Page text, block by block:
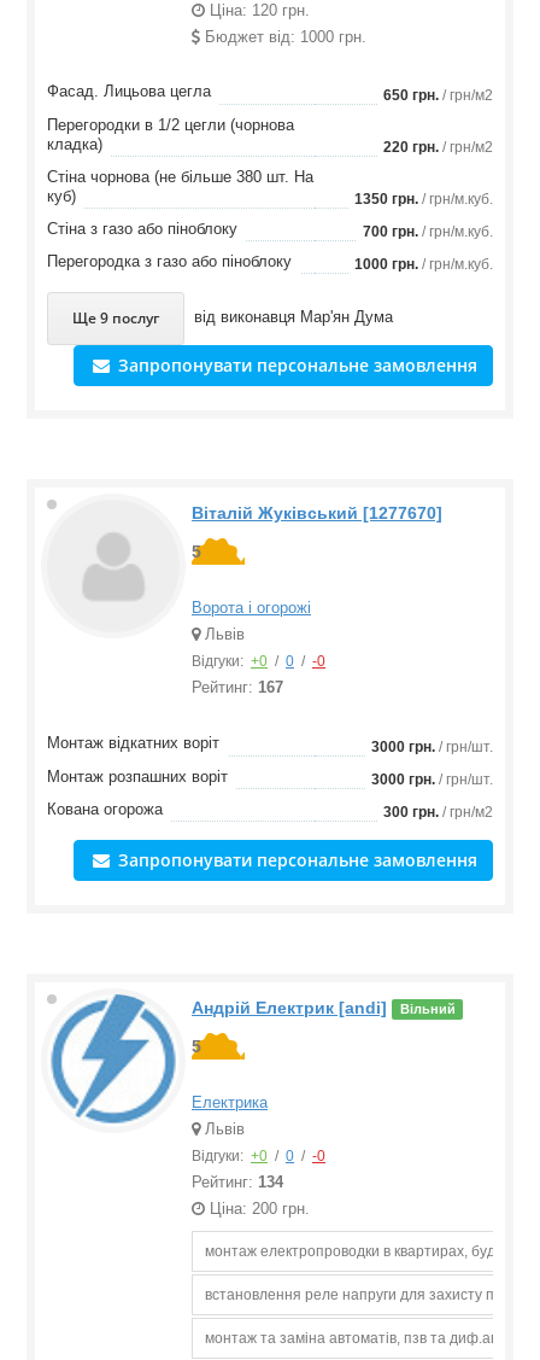
Ціна: 120 грн.
Бюджет від: 1000 грн.
Фасад. Лицьова цегла 650 грн. / грн/м2
Перегородки в 1/2 цегли (чорнова
кладка)
220 грн. / грн/м2
Стіна чорнова (не більше 380 шт. На
куб)
1350 грн. / грн/м.куб.
Стіна з газо або піноблоку 700 грн. / грн/м.куб.
Перегородка з газо або піноблоку 1000 грн. / грн/м.куб.
Ще 9 послуг від виконавця Мар'ян Дума
Запропонувати персональне замовлення
Віталій Жуківський [1277670]
5
Ворота і огорожі
Львів
Відгуки: +0 / 0 / -0
Рейтинг: 167
Монтаж відкатних воріт 3000 грн. / грн/шт.
Монтаж розпашних воріт 3000 грн. / грн/шт.
Кована огорожа 300 грн. / грн/м2
Запропонувати персональне замовлення
Андрій Електрик [andi] Вільний
5
Електрика
Львів
Відгуки: +0 / 0 / -0
Рейтинг: 134
Ціна: 200 грн.
монтаж електропроводки в квартирах,
встановлення реле напруги для захисту
монтаж та заміна автоматів, пзв та